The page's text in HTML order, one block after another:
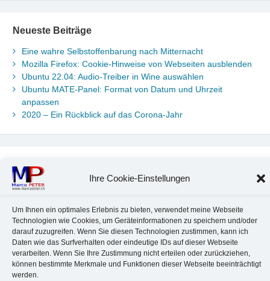
Ihre Cookie-Einstellungen
Um Ihnen ein optimales Erlebnis zu bieten, verwendet meine Webseite
Technologien wie Cookies, um Geräteinformationen zu speichern und/oder
darauf zuzugreifen. Wenn Sie diesen Technologien zustimmen, kann ich
Daten wie das Surfverhalten oder eindeutige IDs auf dieser Webseite
verarbeiten. Wenn Sie Ihre Zustimmung nicht erteilen oder zurückziehen,
können bestimmte Merkmale und Funktionen dieser Webseite beeinträchtigt
werden.
Neueste Beiträge
Eine wahre Selbstoffenbarung nach Mitternacht
Mozilla Firefox: Cookie-Hinweise von Webseiten ausblenden
Ubuntu 22.04: Audio-Treiber in Wine auswählen
Ubuntu MATE-Panel: Format von Datum und Uhrzeit
anpassen
2020 – Ein Rückblick auf das Corona-Jahr
Neueste Kommentare
Chr. Kotte
Ubuntu 22.04: Audio-Treiber in Wine auswählen
Uhrzeit anpassen
JohanneszuUbuntu MATE-Panel: Format von Datum und
Uhrzeit anpassen
Brummel Herbolzheim
zu
Musik-Portrait Nr. 1: Les Assoiffés
aus Mittelbergheim
Marco Peter